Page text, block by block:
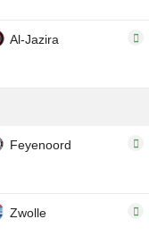
Al-Jazira
Feyenoord
Zwolle